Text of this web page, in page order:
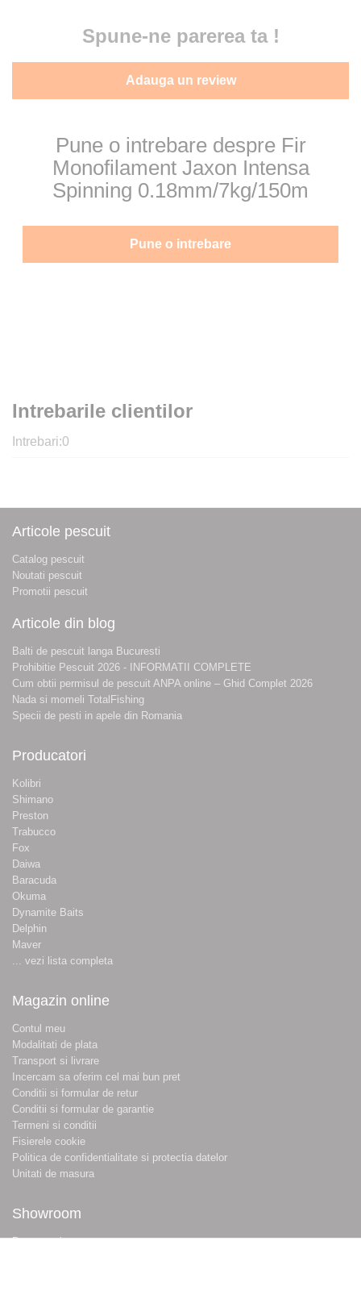
Spune-ne parerea ta !
Adauga un review
Intrebarile clientilor
Intrebari:0
Pune o intrebare despre Fir
Monofilament Jaxon Intensa
Spinning 0.18mm/7kg/150m
Pune o intrebare
Articole pescuit
Catalog pescuit
Noutati pescuit
Promotii pescuit
Articole din blog
Balti de pescuit langa Bucuresti
Prohibitie Pescuit 2026 - INFORMATII COMPLETE
Cum obtii permisul de pescuit ANPA online – Ghid Complet 2026
Nada si momeli TotalFishing
Specii de pesti in apele din Romania
Producatori
Kolibri
Shimano
Preston
Trabucco
Fox
Daiwa
Baracuda
Okuma
Dynamite Baits
Delphin
Maver
... vezi lista completa
Magazin online
Contul meu
Modalitati de plata
Transport si livrare
Incercam sa oferim cel mai bun pret
Conditii si formular de retur
Conditii si formular de garantie
Termeni si conditii
Fisierele cookie
Politica de confidentialitate si protectia datelor
Unitati de masura
Showroom
Despre noi